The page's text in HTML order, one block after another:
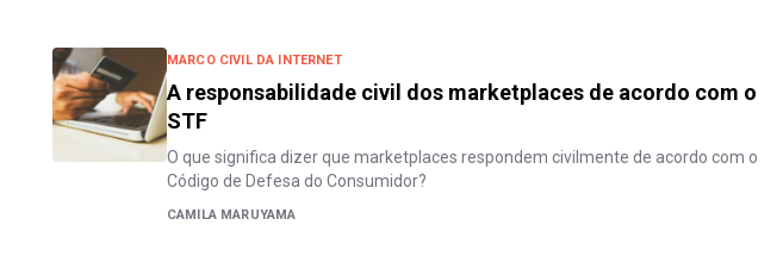
MARCO CIVIL DA INTERNET
A responsabilidade civil dos marketplaces de acordo com o
STF
O que significa dizer que marketplaces respondem civilmente de acordo com o
Código de Defesa do Consumidor?
CAMILA MARUYAMA